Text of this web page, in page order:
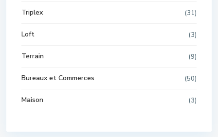
Triplex (31)
Loft (3)
Terrain (9)
Bureaux et Commerces (50)
Maison (3)